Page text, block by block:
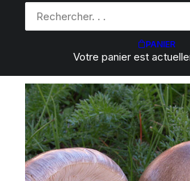
PANIER
Votre panier est
IDENTIFICATION :
CHAMPIGNON
PARTIE DE CETTE